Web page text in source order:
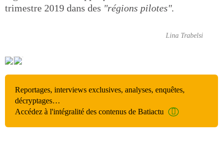
trimestre 2019 dans des "régions pilotes".
Lina Trabelsi
Reportages, interviews exclusives, analyses, enquêtes,
décryptages…
Accédez à l'intégralité des contenus de Batiactu